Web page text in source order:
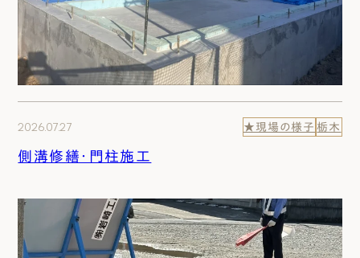
2026.07.27 ★現場の様子 栃木
側溝修繕・門柱施工